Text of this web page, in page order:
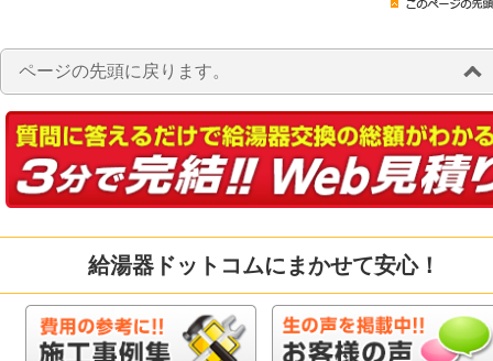
ページの先頭に戻ります。
給湯器ドットコムにまかせて安心！